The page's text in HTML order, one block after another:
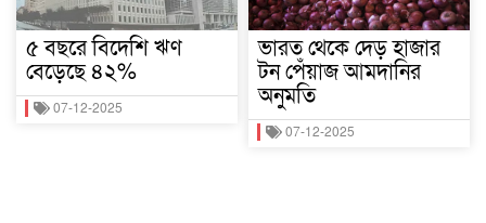
৫ বছরে বিদেশি ঋণ
বেড়েছে ৪২%
07-12-2025
ভারত থেকে দেড় হাজার
টন পেঁয়াজ আমদানির
অনুমতি
07-12-2025